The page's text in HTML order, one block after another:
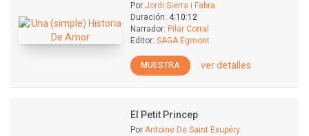
Por Jordi Sierra i Fabra
Duración: 4:10:12
Narrador: Pilar Corral
Editor: SAGA Egmont
MUESTRA ver detalles
El Petit Princep
Por Antoine De Saint Exupéry